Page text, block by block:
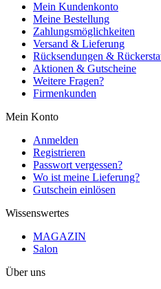
Mein Kundenkonto
Meine Bestellung
Zahlungsmöglichkeiten
Versand & Lieferung
Rücksendungen &
Aktionen & Gutscheine
Weitere Fragen?
Firmenkunden
Mein Konto
Anmelden
Registrieren
Passwort vergessen?
Wo ist meine Lieferung?
Gutschein einlösen
Wissenswertes
MAGAZIN
Salon
Über uns